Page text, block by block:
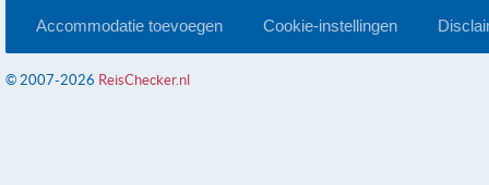
Accommodatie toevoegen Cookie-instellingen
© 2007-2026 ReisChecker.nl